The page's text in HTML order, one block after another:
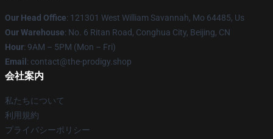
Our Head Office: 121301 West William Savannah, Mo 64485, Us
Our Warehouse: No. 6 Ritan Road, Conghua City, Beijing, CN
Hour: 9AM – 5PM (Mon – Fri)
Email : contact@the-prodigy.shop
会社案内
私たちについて
利用規約
プライバシーポリシー